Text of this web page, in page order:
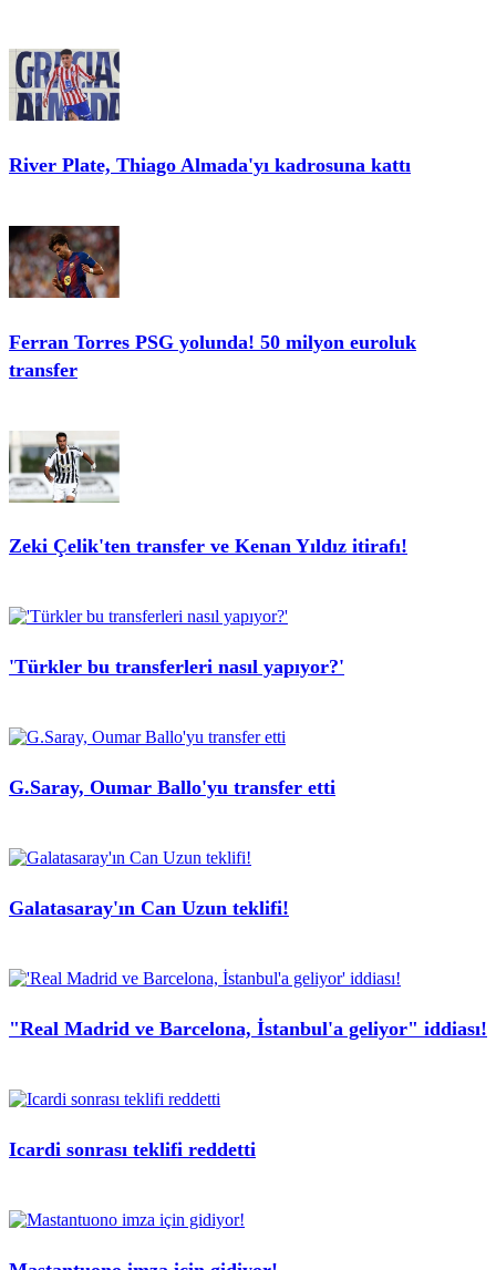
River Plate, Thiago Almada'yı kadrosuna kattı
Ferran Torres PSG yolunda! 50 milyon euroluk
transfer
Zeki Çelik'ten transfer ve Kenan Yıldız itirafı!
'Türkler bu transferleri nasıl yapıyor?'
G.Saray, Oumar Ballo'yu transfer etti
Galatasaray'ın Can Uzun teklifi!
"Real Madrid ve Barcelona, İstanbul'a geliyor" iddiası!
Icardi sonrası teklifi reddetti